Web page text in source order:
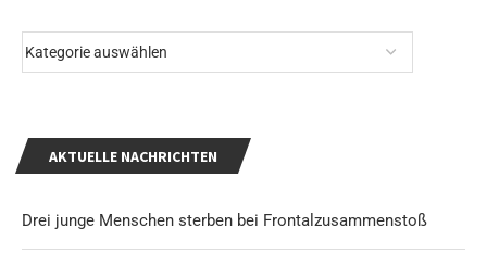
AKTUELLE NACHRICHTEN
Drei junge Menschen sterben bei Frontalzusammenstoß